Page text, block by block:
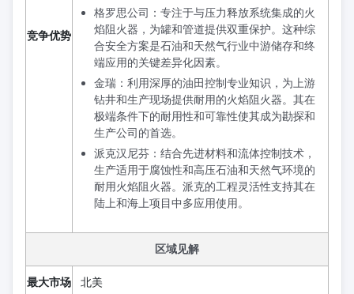
竞争优势
格罗思公司：专注于与压力释放系统集成的火
焰阻火器，为罐和管道提供双重保护。这种综
合安全方案是石油和天然气行业中游储存和终
端应用的关键差异化因素。
金瑞：利用深厚的油田控制专业知识，为上游
钻井和生产现场提供耐用的火焰阻火器。其在
极端条件下的耐用性和可靠性使其成为勘探和
生产公司的首选。
派克汉尼芬：结合先进材料和流体控制技术，
生产适用于腐蚀性和高压石油和天然气环境的
耐用火焰阻火器。派克的工程灵活性支持其在
陆上和海上项目中多应用使用。
区域见解
最大市场 北美